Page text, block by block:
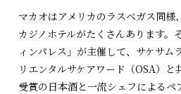
マカオはアメリカのラスベガス同様
カジノホテルがたくさんあります。
ィンパレス」が主催して、サケサム
リエンタルサケアワード（OSA）
受賞の日本酒と一流シェフによるペ